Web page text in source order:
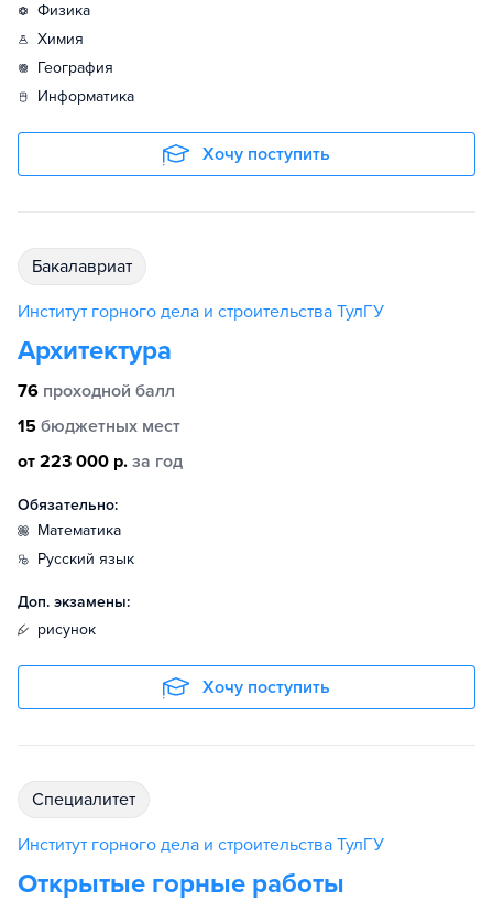
физика
химия
география
информатика
Хочу поступить
бакалавриат
Институт горного дела и строительства ТулГУ
Архитектура
76 проходной балл
15 бюджетных мест
от 223 000 р. за год
Обязательно:
математика
русский язык
Доп. экзамены:
рисунок
Хочу поступить
специалитет
Институт горного дела и строительства ТулГУ
Открытые горные работы